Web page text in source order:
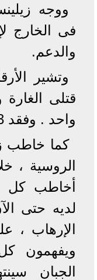
ووجه
فى الخارج
والدعم.
وتشير
واحد . وفقد 73 من الأشخاص الآخرين.
كما خاطب
الروسية ،
أخاطب
لديه حتى
الإرهاب ،
ويفهمون
الجبان